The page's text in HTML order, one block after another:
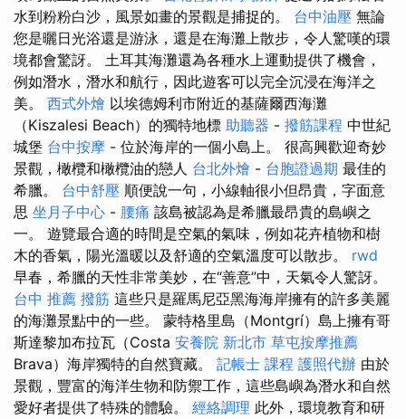
水到粉粉白沙，風景如畫的景觀是捕捉的。 台中油壓 無論
您是曬日光浴還是游泳，還是在海灘上散步，令人驚嘆的環
境都會驚訝。 土耳其海灘還為各種水上運動提供了機會，
例如潛水，潛水和航行，因此遊客可以完全沉浸在海洋之
美。 西式外燴 以埃德姆利市附近的基薩爾西海灘
（Kiszalesi Beach）的獨特地標 助聽器 - 撥筋課程 中世紀
城堡 台中按摩 - 位於海岸的一個小島上。 很高興歡迎奇妙
景觀，橄欖和橄欖油的戀人 台北外燴 - 台胞證過期 最佳的
希臘。 台中舒壓 順便說一句，小線軸很小但昂貴，字面意
思 坐月子中心 - 腰痛 該島被認為是希臘最昂貴的島嶼之
一。 遊覽最合適的時間是空氣的氣味，例如花卉植物和樹
木的香氣，陽光溫暖以及舒適的空氣溫度可以散步。 rwd
早春，希臘的天性非常美妙，在“善意”中，天氣令人驚訝。
台中 推薦 撥筋 這些只是羅馬尼亞黑海海岸擁有的許多美麗
的海灘景點中的一些。 蒙特格里島（Montgrí）島上擁有哥
斯達黎加布拉瓦（Costa 安養院 新北市 草屯按摩推薦
Brava）海岸獨特的自然寶藏。 記帳士 課程 護照代辦 由於
景觀，豐富的海洋生物和防禦工作，這些島嶼為潛水和自然
愛好者提供了特殊的體驗。 經絡調理 此外，環境教育和研